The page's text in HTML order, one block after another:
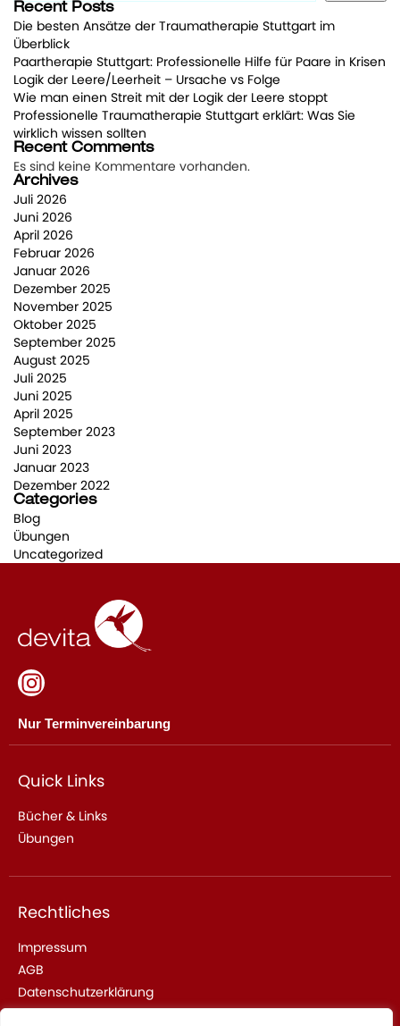
Recent Posts
Die besten Ansätze der Traumatherapie Stuttgart im
Überblick
Paartherapie Stuttgart: Professionelle Hilfe für Paare in Krisen
Logik der Leere/Leerheit – Ursache vs Folge
Wie man einen Streit mit der Logik der Leere stoppt
Professionelle Traumatherapie Stuttgart erklärt: Was Sie
wirklich wissen sollten
Recent Comments
Es sind keine Kommentare vorhanden.
Archives
Juli 2026
Juni 2026
April 2026
Februar 2026
Januar 2026
Dezember 2025
November 2025
Oktober 2025
September 2025
August 2025
Juli 2025
Juni 2025
April 2025
September 2023
Juni 2023
Januar 2023
Dezember 2022
Categories
Blog
Übungen
Uncategorized
Nur Terminvereinbarung
Quick Links
Bücher & Links
Übungen
Rechtliches
Impressum
AGB
Datenschutzerklärung